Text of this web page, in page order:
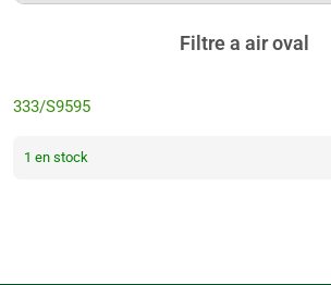
Filtre a air oval
333/S9595
1 en stock